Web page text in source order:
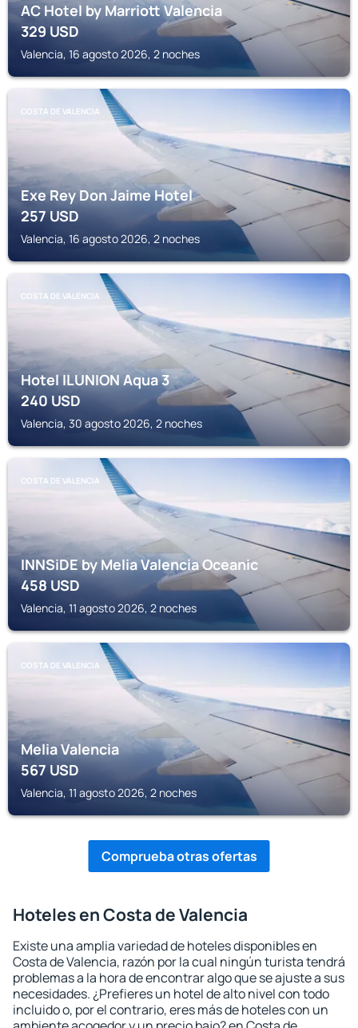
AC Hotel by Marriott Valencia
329USD
Valencia, 16 agosto 2026, 2 noches
COSTA DE VALENCIA
Exe Rey Don Jaime Hotel
257USD
Valencia, 16 agosto 2026, 2 noches
COSTA DE VALENCIA
Hotel ILUNION Aqua 3
240USD
Valencia, 30 agosto 2026, 2 noches
COSTA DE VALENCIA
INNSiDE by Melia Valencia Oceanic
458USD
Valencia, 11 agosto 2026, 2 noches
COSTA DE VALENCIA
Melia Valencia
567USD
Valencia, 11 agosto 2026, 2 noches
Comprueba otras ofertas
Hoteles en Costa de Valencia
Existe una amplia variedad de hoteles disponibles en
Costa de Valencia, razón por la cual ningún turista tendrá
problemas a la hora de encontrar algo que se ajuste a sus
necesidades. ¿Prefieres un hotel de alto nivel con todo
incluido o, por el contrario, eres más de hoteles con un